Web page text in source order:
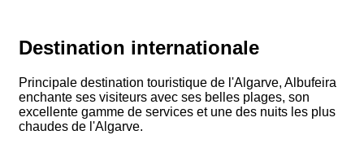
Destination internationale
Principale destination touristique de l'Algarve, Albufeira
enchante ses visiteurs avec ses belles plages, son
excellente gamme de services et une des nuits les plus
chaudes de l'Algarve.